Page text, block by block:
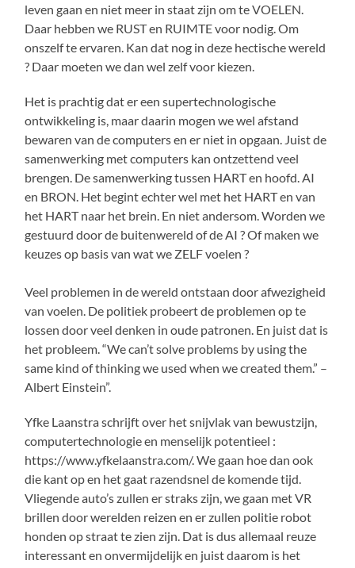
leven gaan en niet meer in staat zijn om te VOELEN.
Daar hebben we RUST en RUIMTE voor nodig. Om
onszelf te ervaren. Kan dat nog in deze hectische wereld
? Daar moeten we dan wel zelf voor kiezen.
Het is prachtig dat er een supertechnologische
ontwikkeling is, maar daarin mogen we wel afstand
bewaren van de computers en er niet in opgaan. Juist de
samenwerking met computers kan ontzettend veel
brengen. De samenwerking tussen HART en hoofd. AI
en BRON. Het begint echter wel met het HART en van
het HART naar het brein. En niet andersom. Worden we
gestuurd door de buitenwereld of de AI ? Of maken we
keuzes op basis van wat we ZELF voelen ?
Veel problemen in de wereld ontstaan door afwezigheid
van voelen. De politiek probeert de problemen op te
lossen door veel denken in oude patronen. En juist dat is
het probleem. “We can’t solve problems by using the
same kind of thinking we used when we created them.” –
Albert Einstein”.
Yfke Laanstra schrijft over het snijvlak van bewustzijn,
computertechnologie en menselijk potentieel :
https://www.yfkelaanstra.com/. We gaan hoe dan ook
die kant op en het gaat razendsnel de komende tijd.
Vliegende auto’s zullen er straks zijn, we gaan met VR
brillen door werelden reizen en er zullen politie robot
honden op straat te zien zijn. Dat is dus allemaal reuze
interessant en onvermijdelijk en juist daarom is het